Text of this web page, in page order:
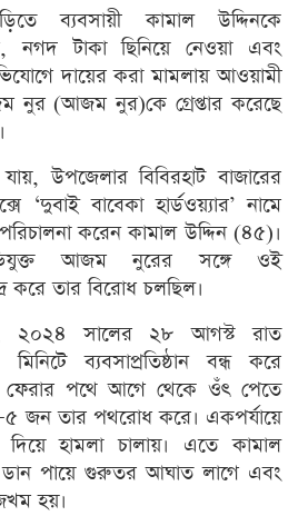
ব্যবসায়ী কামাল উদ্দিনকে
নগদ টাকা ছিনিয়ে নেওয়া এবং
দায়ের করা মামলায় আওয়ামী
(আজম নুর)কে গ্রেপ্তার করেছে
উপজেলার বিবিরহাট বাজারের
‘দুবাই বাবেকা হার্ডওয়্যার’ নামে
পরিচালনা করেন কামাল উদ্দিন (৪৫)।
আজম নুরের সঙ্গে ওই
করে তার বিরোধ চলছিল।
২০২৪ সালের ২৮ আগস্ট রাত
ব্যবসাপ্রতিষ্ঠান বন্ধ করে
ফেরার পথে আগে থেকে ওঁৎ পেতে
জন তার পথরোধ করে। একপর্যায়ে
হামলা চালায়। এতে কামাল
ডান পায়ে গুরুতর আঘাত লাগে এবং
হয়।